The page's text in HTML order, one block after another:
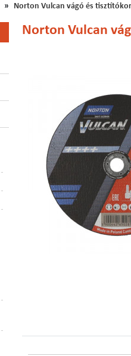
Norton Vulcan vágó és
Norton Vulcan